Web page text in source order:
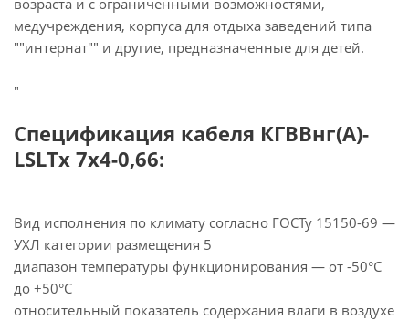
возраста и с ограниченными возможностями,
медучреждения, корпуса для отдыха заведений типа
""интернат"" и другие, предназначенные для детей.
"
Спецификация кабеля КГВВнг(А)-
LSLTx 7х4-0,66:
Вид исполнения по климату согласно ГОСТу 15150-69 —
УХЛ категории размещения 5
диапазон температуры функционирования — от -50°С
до +50°С
относительный показатель содержания влаги в воздухе